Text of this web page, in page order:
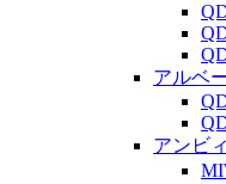
アルベ
アンビィ